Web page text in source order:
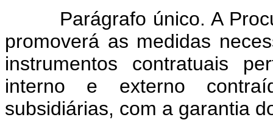
Parágrafo único. A
promoverá as medidas
instrumentos contratuais
interno e externo
subsidiárias, com a garantia